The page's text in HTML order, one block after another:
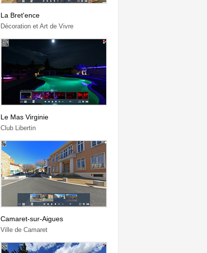
La Bret'ence
Décoration et Art de Vivre
Le Mas Virginie
Club Libertin
Camaret-sur-Aigues
Ville de Camaret